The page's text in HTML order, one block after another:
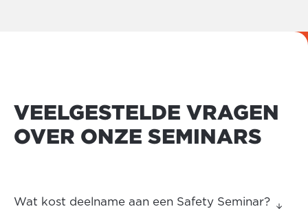
VEELGESTELDE VRAGEN
OVER ONZE SEMINARS
Wat kost deelname aan een Safety Seminar?